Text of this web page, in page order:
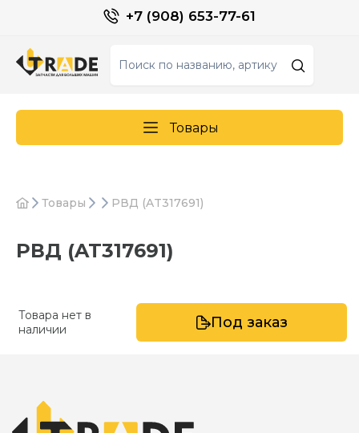
+7 (908) 653-77-61
Товары
Товары РВД (AT317691)
РВД (AT317691)
Товара нет в
наличии
Под заказ